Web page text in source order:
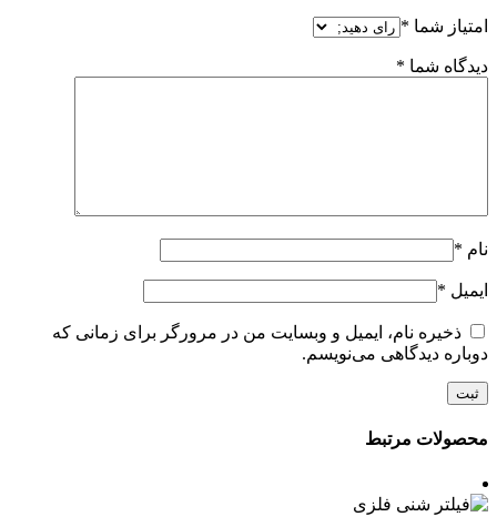
امتیاز شما *
دیدگاه شما *
نام *
ایمیل *
ذخیره نام، ایمیل و وبسایت من در مرورگر برای زمانی که
دوباره دیدگاهی می‌نویسم.
محصولات مرتبط